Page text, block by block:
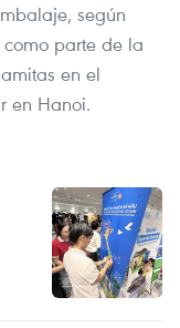
según
como parte de la
en el
en Hanoi.